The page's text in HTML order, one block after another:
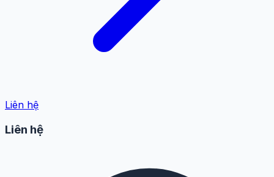
Liên hệ
Liên hệ